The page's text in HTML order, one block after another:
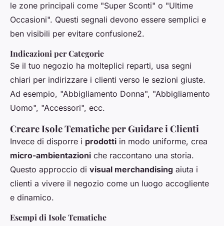
le zone principali come "Super Sconti" o "Ultime
Occasioni". Questi segnali devono essere semplici e
ben visibili per evitare confusione2.
Indicazioni per Categorie
Se il tuo negozio ha molteplici reparti, usa segni
chiari per indirizzare i clienti verso le sezioni giuste.
Ad esempio, "Abbigliamento Donna", "Abbigliamento
Uomo", "Accessori", ecc.
Creare Isole Tematiche per Guidare i Clienti
Invece di disporre i prodotti in modo uniforme, crea
micro-ambientazioni che raccontano una storia.
Questo approccio di visual merchandising aiuta i
clienti a vivere il negozio come un luogo accogliente
e dinamico.
Esempi di Isole Tematiche